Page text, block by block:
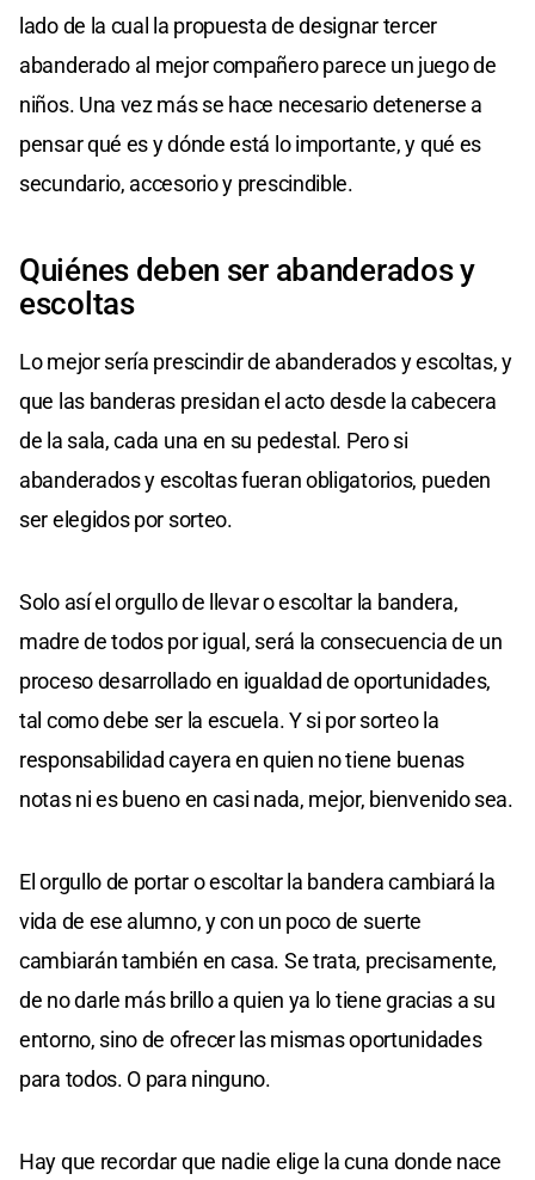
lado de la cual la propuesta de designar tercer
abanderado al mejor compañero parece un juego de
niños. Una vez más se hace necesario detenerse a
pensar qué es y dónde está lo importante, y qué es
secundario, accesorio y prescindible.
Quiénes deben ser abanderados y
escoltas
Lo mejor sería prescindir de abanderados y escoltas, y
que las banderas presidan el acto desde la cabecera
de la sala, cada una en su pedestal. Pero si
abanderados y escoltas fueran obligatorios, pueden
ser elegidos por sorteo.
Solo así el orgullo de llevar o escoltar la bandera,
madre de todos por igual, será la consecuencia de un
proceso desarrollado en igualdad de oportunidades,
tal como debe ser la escuela. Y si por sorteo la
responsabilidad cayera en quien no tiene buenas
notas ni es bueno en casi nada, mejor, bienvenido sea.
El orgullo de portar o escoltar la bandera cambiará la
vida de ese alumno, y con un poco de suerte
cambiarán también en casa. Se trata, precisamente,
de no darle más brillo a quien ya lo tiene gracias a su
entorno, sino de ofrecer las mismas oportunidades
para todos. O para ninguno.
Hay que recordar que nadie elige la cuna donde nace